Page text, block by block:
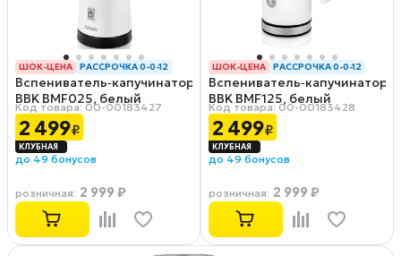
ШОК-ЦЕНА РАССРОЧКА 0-0-12
Вспениватель‑капучинатор
BBK BMF025, белый
Код товара: 00-00183427
2 499₽
до 49 бонусов
розничная: 2 999 ₽
ШОК-ЦЕНА РАССРОЧКА 0-0-12
Вспениватель‑капучинатор
BBK BMF125, белый
Код товара: 00-00183428
2 499₽
до 49 бонусов
розничная: 2 999 ₽